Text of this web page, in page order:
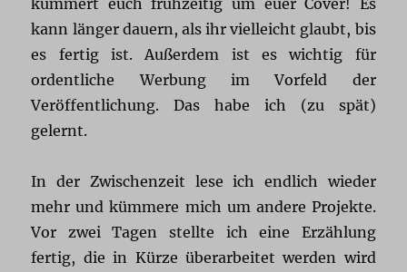
kann länger dauern, als ihr vielleicht glaubt, bis
es fertig ist. Außerdem ist es wichtig für
ordentliche Werbung im Vorfeld der
Veröffentlichung. Das habe ich (zu spät)
gelernt.
In der Zwischenzeit lese ich endlich wieder
mehr und kümmere mich um andere Projekte.
Vor zwei Tagen stellte ich eine Erzählung
fertig, die in Kürze überarbeitet werden wird